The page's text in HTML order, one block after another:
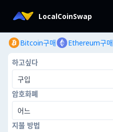
LocalCoinSwap
Bitcoin구매 Ethereum구매
하고싶다
구입
암호화폐
어느
지불 방법